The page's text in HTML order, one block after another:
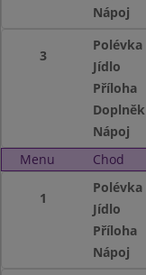
Nápoj
3
Polévka
Jídlo
Příloha
Doplněk
Nápoj
Menu
Chod
1
Polévka
Jídlo
Příloha
Nápoj